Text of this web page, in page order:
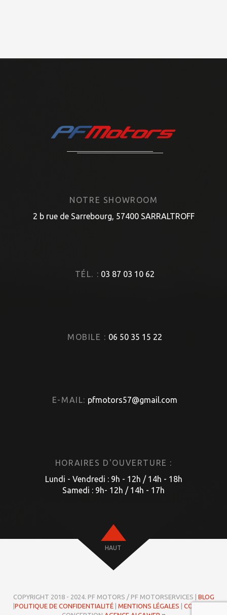
NOTRE SHOWROOM
2 b rue de Sarrebourg, 57400 SARRALTROFF
TÉL. : 03 87 03 10 62
MOBILE : 06 50 35 15 22
E-MAIL: pfmotors57@gmail.com
HORAIRES D'OUVERTURE :
Lundi - Vendredi : 9h - 12h / 14h - 18h
Samedi : 9h- 12h / 14h - 17h
HAUT
COPYRIGHT 2018 - 2024. PF MOTORS / PF MOTORSERVICES | BLOG
|POLITIQUE DE CONFIDENTIALITÉ| MENTIONS LÉGALES | COOKIES